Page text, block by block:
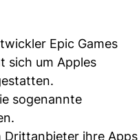
Epic Games
sich um Apples
sogenannte
Drittanbieter ihre Apps